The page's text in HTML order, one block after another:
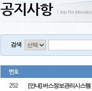
공지사항 ㅣJinju Bus
검색
번호
252 [안내] 버스정보관리시스